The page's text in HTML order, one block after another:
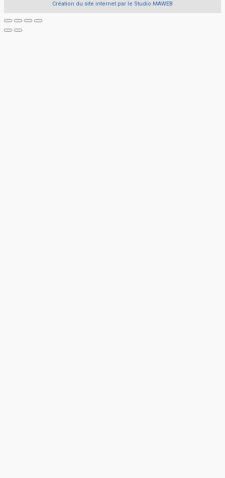
Création du site internet par le Studio MAWEB